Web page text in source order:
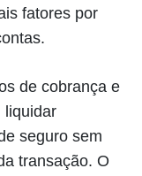
fatores por
de cobrança e
liquidar
seguro sem
transação. O